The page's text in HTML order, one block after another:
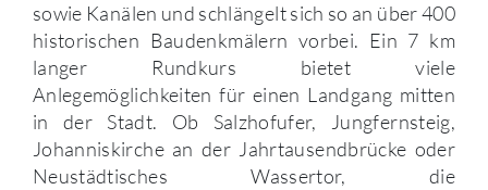
sowie Kanälen und schlängelt sich so an über 400
historischen Baudenkmälern vorbei. Ein 7 km
langer Rundkurs bietet viele
Anlegemöglichkeiten für einen Landgang mitten
in der Stadt. Ob Salzhofufer, Jungfernsteig,
Johanniskirche an der Jahrtausendbrücke oder
Neustädtisches Wassertor, die